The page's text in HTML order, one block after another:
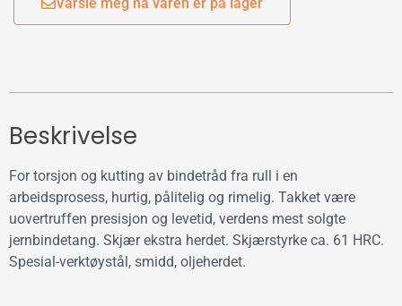
Beskrivelse
For torsjon og kutting av bindetråd fra rull i en
arbeidsprosess, hurtig, pålitelig og rimelig. Takket være
uovertruffen presisjon og levetid, verdens mest solgte
jernbindetang. Skjær ekstra herdet. Skjærstyrke ca. 61 HRC.
Spesial-verktøystål, smidd, oljeherdet.